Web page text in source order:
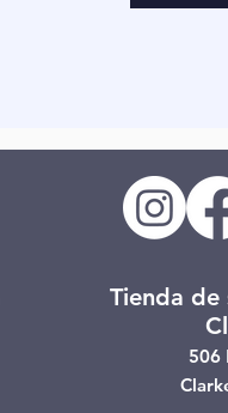
Tienda de
506